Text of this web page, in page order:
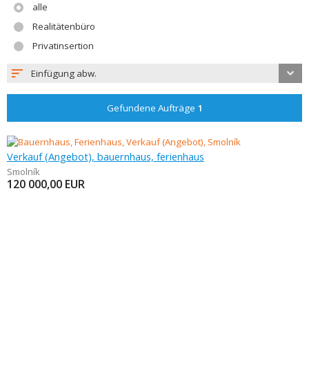
alle
Realitätenbüro
Privatinsertion
Einfügung abw.
Gefundene Aufträge 1
Verkauf (Angebot), bauernhaus, ferienhaus
Smolník
120 000,00 EUR